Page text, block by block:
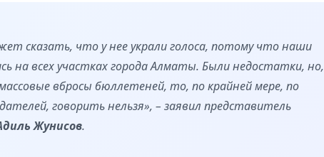
сказать, что у нее украли голоса, потому что наши
на всех участках города Алматы. Были недостатки, но,
вбросы бюллетеней, то, по крайней мере, по
говорить нельзя», – заявил представитель
Жунисов.